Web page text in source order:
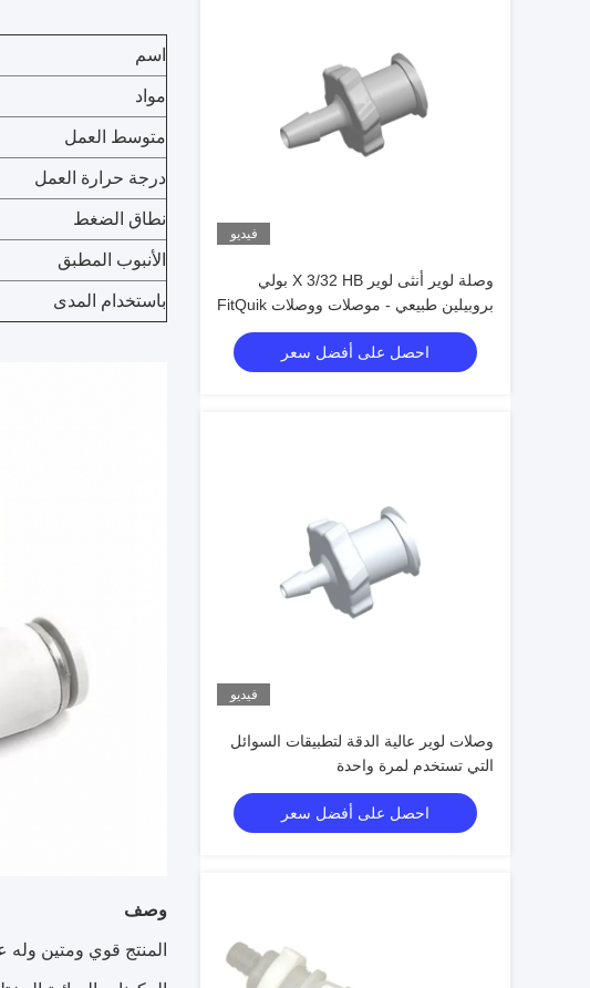
فيديو
وصلة لوير أنثى لوير X 3/32 HB بولي
بروبيلين طبيعي - موصلات ووصلات FitQuik
احصل على أفضل سعر
فيديو
وصلات لوير عالية الدقة لتطبيقات السوائل
التي تستخدم لمرة واحدة
احصل على أفضل سعر
اسم
مواد
متوسط ​​العمل
درجة حرارة العمل
نطاق الضغط
الأنبوب المطبق
باستخدام المدى
وصف
المنتج قوي ومتين وله